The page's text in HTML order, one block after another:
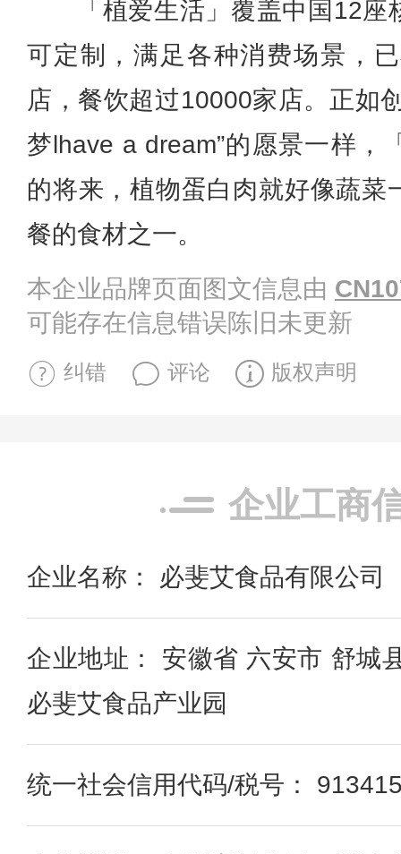
「植爱生活」覆盖中国12
可定制，满足各种消费场景，
店，餐饮超过10000家店。正如
梦lhave a dream”的愿景一样，
的将来，植物蛋白肉就好像蔬菜
餐的食材之一。
本企业品牌页面图文信息由
可能存在信息错误陈旧未更新
纠错 评论 版权声明
企业工商
企业名称： 必斐艾食品有限公司
企业地址： 安徽省 六安市 舒城
必斐艾食品产业园
统一社会信用代码/税号：